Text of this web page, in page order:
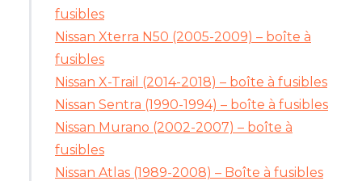
fusibles
Nissan Xterra N50 (2005-2009) – boîte à
fusibles
Nissan X-Trail (2014-2018) – boîte à fusibles
Nissan Sentra (1990-1994) – boîte à fusibles
Nissan Murano (2002-2007) – boîte à
fusibles
Nissan Atlas (1989-2008) – Boîte à fusibles